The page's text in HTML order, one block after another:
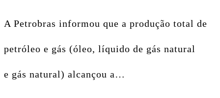
A Petrobras informou que a produção total de
petróleo e gás (óleo, líquido de gás natural
e gás natural) alcançou a…